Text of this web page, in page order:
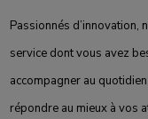
Passionnés
service dont vous avez
accompagner au
répondre au mieux à vos